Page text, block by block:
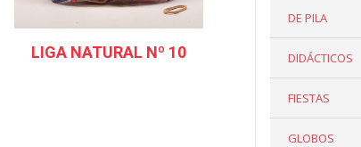
LIGA NATURAL Nº 10
DE PILA
DIDÁCTICOS
FIESTAS
GLOBOS